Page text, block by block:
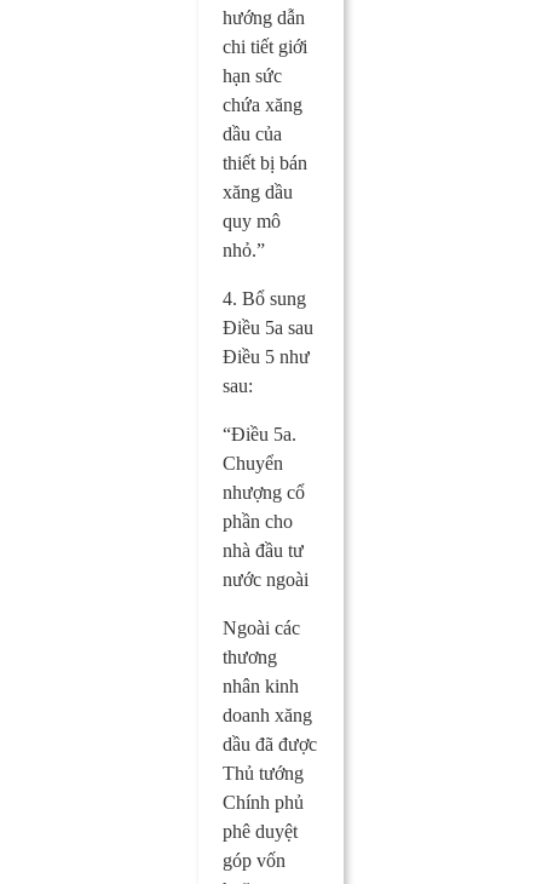
hướng dẫn
chi tiết giới
hạn sức
chứa xăng
dầu của
thiết bị bán
xăng dầu
quy mô
nhỏ.”
4. Bổ sung
Điều 5a sau
Điều 5 như
sau:
“Điều 5a.
Chuyển
nhượng cổ
phần cho
nhà đầu tư
nước ngoài
Ngoài các
thương
nhân kinh
doanh xăng
dầu đã được
Thủ tướng
Chính phủ
phê duyệt
góp vốn